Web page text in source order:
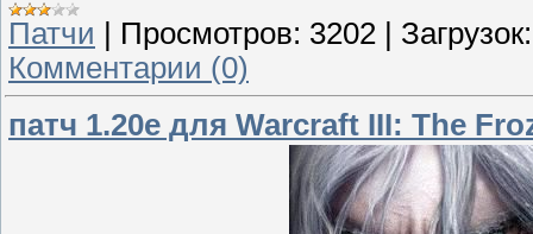
Патчи
Просмотров: 3202
Загрузок:
Комментарии (0)
патч 1.20e для Warcraft III: The